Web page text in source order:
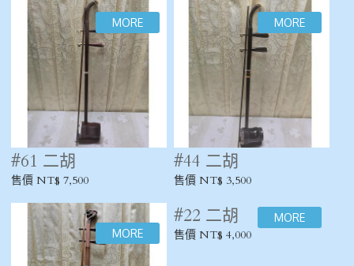
#61 二胡
售價 NT$ 7,500
#44 二胡
售價 NT$ 3,500